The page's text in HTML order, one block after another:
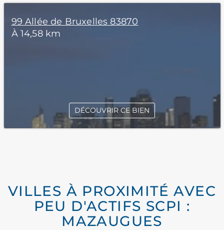
99 Allée de Bruxelles 83870
À 14,58 km
DÉCOUVRIR CE BIEN
VILLES À PROXIMITÉ AVEC
PEU D'ACTIFS SCPI :
MAZAUGUES